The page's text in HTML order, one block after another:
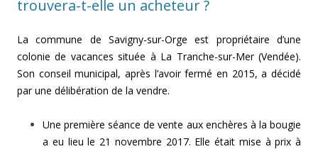
trouvera-t-elle un acheteur ?
La commune de Savigny-sur-Orge est propriétaire d’une
colonie de vacances située à La Tranche-sur-Mer (Vendée).
Son conseil municipal, après l’avoir fermé en 2015, a décidé
par une délibération de la vendre.
Une première séance de vente aux enchères à la bougie
a eu lieu le 21 novembre 2017. Elle était mise à prix à